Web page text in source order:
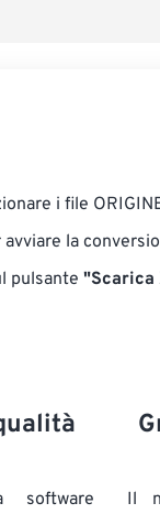
i file
avviare la
pulsante "Scarica
software
Il